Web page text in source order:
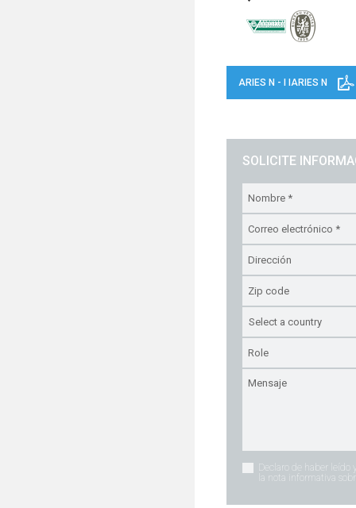
ARIES N - I IARIES N
SOLICITE
Declaro de haber leído
la nota informativa